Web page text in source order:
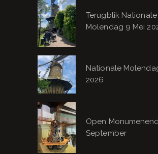
Terugblik Nationale
Molendag 9 Mei
Nationale
2026
Open
September